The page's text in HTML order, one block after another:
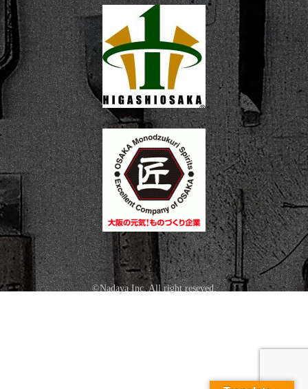
©Nadaya Inc. All right reseved.